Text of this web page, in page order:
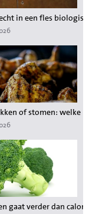
gedoe
in een fles
tijdens het
of stomen: welke
waardevol zijn?
gaat verder dan